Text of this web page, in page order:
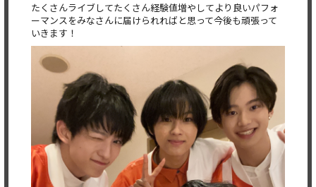
たくさんライブしてたくさん経験値増やしてより良いパフォ
ーマンスをみなさんに届けられればと思って今後も頑張って
いきます！